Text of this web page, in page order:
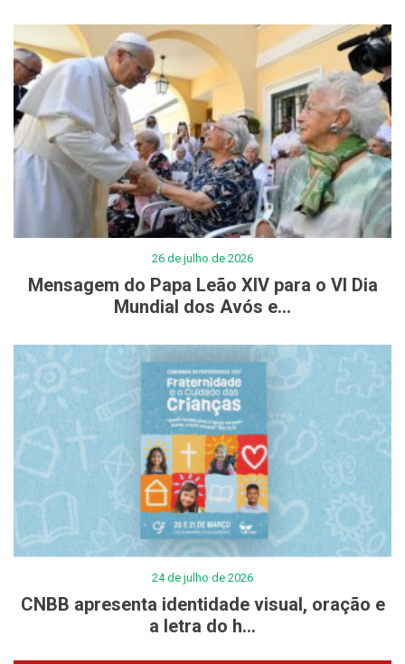
26 de julho de 2026
Mensagem do Papa Leão XIV para o VI Dia
Mundial dos Avós e...
24 de julho de 2026
CNBB apresenta identidade visual, oração e
a letra do h...